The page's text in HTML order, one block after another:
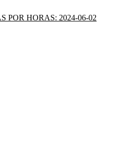
POR HORAS: 2024-06-02